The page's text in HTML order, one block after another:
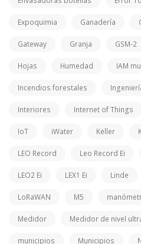
Expoquimia Ganadería
Gateway Granja GSM-2
Hojas Humedad IAM
Incendios forestales
Interiores Internet of Things
IoT iWater Keller
LEO Record Leo Record Ei
LEO2 Ei LEX1 Ei Linde
LoRaWAN M5
Medidor Medidor de nivel
municipios Municipios